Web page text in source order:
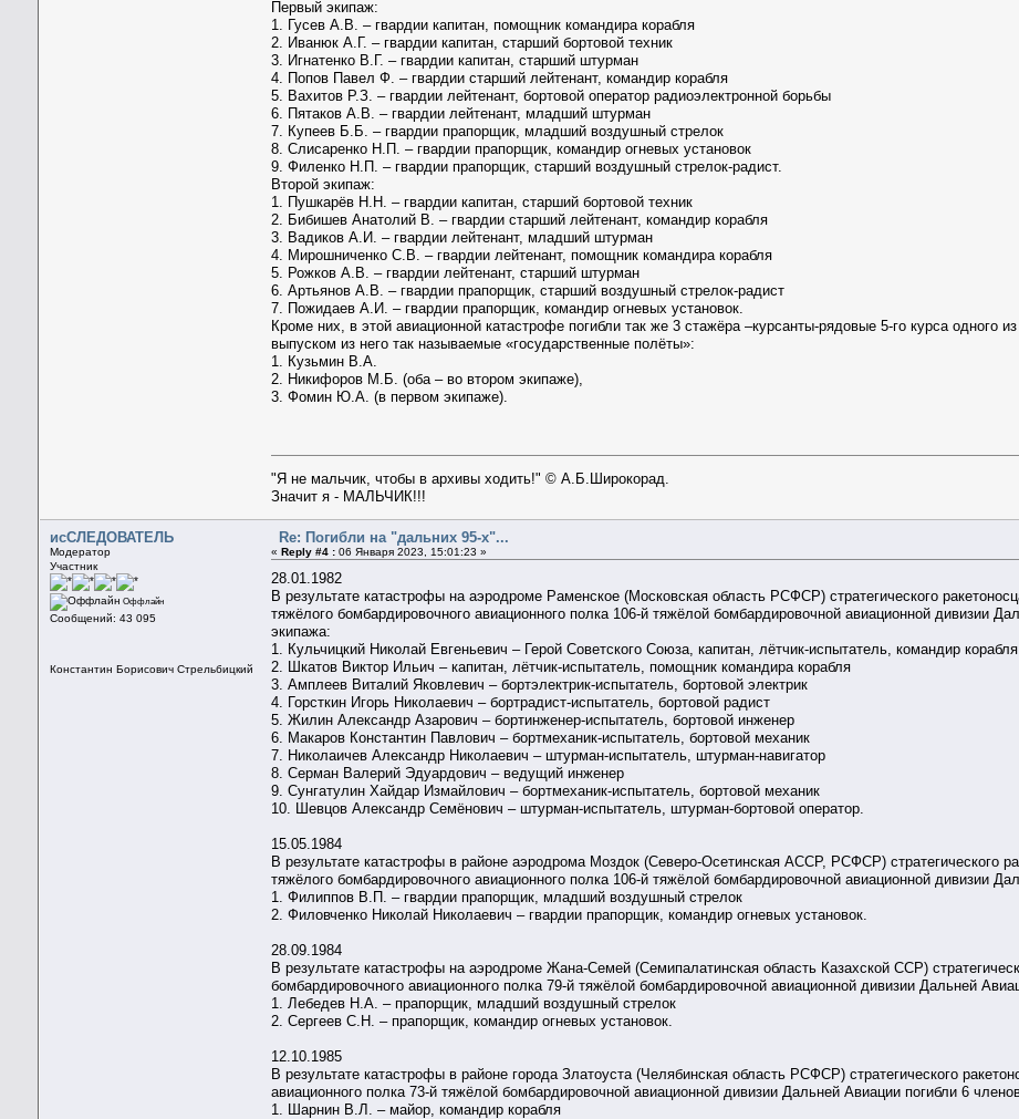
Первый экипаж:
1. Гусев А.В. – гвардии капитан, помощник командира корабля
2. Иванюк А.Г. – гвардии капитан, старший бортовой техник
3. Игнатенко В.Г. – гвардии капитан, старший штурман
4. Попов Павел Ф. – гвардии старший лейтенант, командир корабля
5. Вахитов Р.З. – гвардии лейтенант, бортовой оператор радиоэлектронной борьбы
6. Пятаков А.В. – гвардии лейтенант, младший штурман
7. Купеев Б.Б. – гвардии прапорщик, младший воздушный стрелок
8. Слисаренко Н.П. – гвардии прапорщик, командир огневых установок
9. Филенко Н.П. – гвардии прапорщик, старший воздушный стрелок-радист.
Второй экипаж:
1. Пушкарёв Н.Н. – гвардии капитан, старший бортовой техник
2. Бибишев Анатолий В. – гвардии старший лейтенант, командир корабля
3. Вадиков А.И. – гвардии лейтенант, младший штурман
4. Мирошниченко С.В. – гвардии лейтенант, помощник командира корабля
5. Рожков А.В. – гвардии лейтенант, старший штурман
6. Артьянов А.В. – гвардии прапорщик, старший воздушный стрелок-радист
7. Пожидаев А.И. – гвардии прапорщик, командир огневых установок.
Кроме них, в этой авиационной катастрофе погибли так же 3 стажёра –курсанты-рядовые 5-го курса
выпуском из него так называемые «государственные полёты»:
1. Кузьмин В.А.
2. Никифоров М.Б. (оба – во втором экипаже),
3. Фомин Ю.А. (в первом экипаже).
"Я не мальчик, чтобы в архивы ходить!" © А.Б.Широкорад.
Значит я - МАЛЬЧИК!!!
исСЛЕДОВАТЕЛЬ
Модератор
Участник
Оффлайн
Сообщений: 43 095
Константин Борисович Стрельбицкий
Re: Погибли на "дальних 95-х"...
«Reply #4 : 06 Января 2023, 15:01:23 »
28.01.1982
В результате катастрофы на аэродроме Раменское (Московская область РСФСР) стратегического
тяжёлого бомбардировочного авиационного полка 106-й тяжёлой бомбардировочной авиационной дивизии
экипажа:
1. Кульчицкий Николай Евгеньевич – Герой Советского Союза, капитан, лётчик-испытатель, командир корабля
2. Шкатов Виктор Ильич – капитан, лётчик-испытатель, помощник командира корабля
3. Амплеев Виталий Яковлевич – бортэлектрик-испытатель, бортовой электрик
4. Горсткин Игорь Николаевич – бортрадист-испытатель, бортовой радист
5. Жилин Александр Азарович – бортинженер-испытатель, бортовой инженер
6. Макаров Константин Павлович – бортмеханик-испытатель, бортовой механик
7. Николаичев Александр Николаевич – штурман-испытатель, штурман-навигатор
8. Серман Валерий Эдуардович – ведущий инженер
9. Сунгатулин Хайдар Измайлович – бортмеханик-испытатель, бортовой механик
10. Шевцов Александр Семёнович – штурман-испытатель, штурман-бортовой оператор.
15.05.1984
В результате катастрофы в районе аэродрома Моздок (Северо-Осетинская АССР, РСФСР) стратегического
тяжёлого бомбардировочного авиационного полка 106-й тяжёлой бомбардировочной авиационной дивизии
1. Филиппов В.П. – гвардии прапорщик, младший воздушный стрелок
2. Филовченко Николай Николаевич – гвардии прапорщик, командир огневых установок.
28.09.1984
В результате катастрофы на аэродроме Жана-Семей (Семипалатинская область Казахской ССР)
бомбардировочного авиационного полка 79-й тяжёлой бомбардировочной авиационной дивизии Дальней
1. Лебедев Н.А. – прапорщик, младший воздушный стрелок
2. Сергеев С.Н. – прапорщик, командир огневых установок.
12.10.1985
В результате катастрофы в районе города Златоуста (Челябинская область РСФСР) стратегического
авиационного полка 73-й тяжёлой бомбардировочной авиационной дивизии Дальней Авиации погибли 6
1. Шарнин В.Л. – майор, командир корабля